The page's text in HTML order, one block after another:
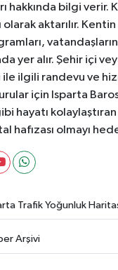
bilgi verir.
aktarılır.
yer alır. Şehir içi
ile ilgili randevu ve
için Isparta
hayatı
hafızası olmayı
Trafik Yoğunluk
Arşivi